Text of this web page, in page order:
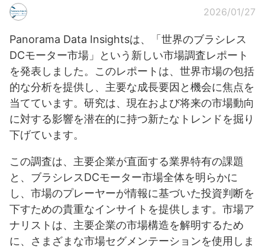
2026/01/27
Panorama Data Insightsは、「世界のブラシレス
DCモーター市場」という新しい市場調査レポート
を発表しました。このレポートは、世界市場の包括
的な分析を提供し、主要な成長要因と機会に焦点を
当てています。研究は、現在および将来の市場動向
に対する影響を潜在的に持つ新たなトレンドを掘り
下げています。
この調査は、主要企業が直面する業界特有の課題
と、ブラシレスDCモーター市場全体を明らかに
し、市場のプレーヤーが情報に基づいた投資判断を
下すための貴重なインサイトを提供します。市場ア
ナリストは、主要企業の市場構造を解明するため
に、さまざまな市場セグメンテーションを使用しま